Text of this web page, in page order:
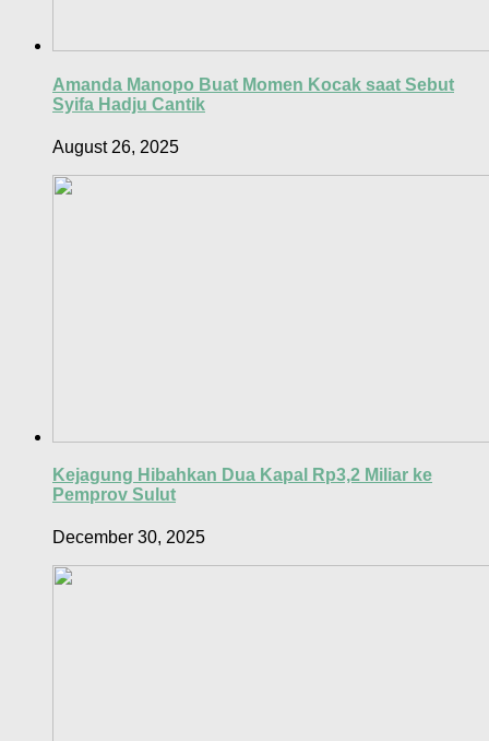
Amanda Manopo Buat Momen Kocak saat Sebut
Syifa Hadju Cantik
August 26, 2025
Kejagung Hibahkan Dua Kapal Rp3,2 Miliar ke
Pemprov Sulut
December 30, 2025